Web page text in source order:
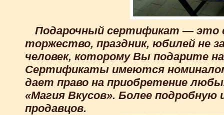
Подарочный сертификат — это
торжество, праздник, юбилей не
человек, которому Вы подарите
Сертификаты имеются
дает право на приобретение
«Магия Вкусов». Более
продавцов.